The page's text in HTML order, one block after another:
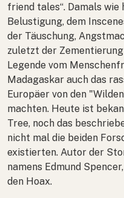
friend tales“. Damals
Belustigung, dem
der Täuschung,
zuletzt der
Legende vom
Madagaskar auch das
Europäer von den
machten. Heute ist
Tree, noch das
nicht mal die beiden
existierten. Autor der
namens Edmund
den Hoax.